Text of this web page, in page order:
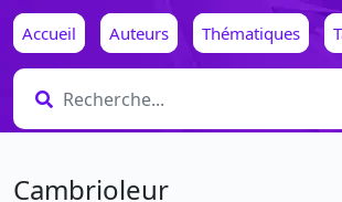
Accueil Auteurs Thématiques
Cambrioleur